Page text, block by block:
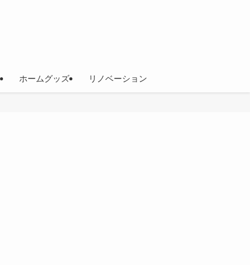
ホームグッズ リノベーション